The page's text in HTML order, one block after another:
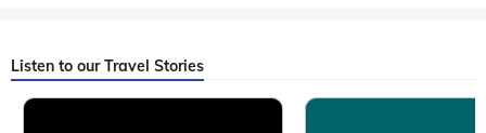
Listen to our Travel Stories